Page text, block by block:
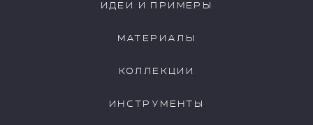
ИДЕИ И ПРИМЕРЫ
МАТЕРИАЛЫ
КОЛЛЕКЦИИ
ИНСТРУМЕНТЫ